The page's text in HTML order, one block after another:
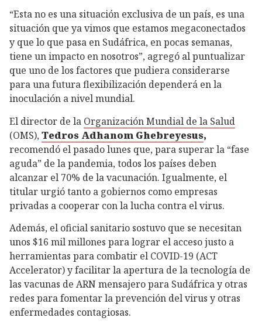
“Esta no es una situación exclusiva de un país, es una
situación que ya vimos que estamos megaconectados
y que lo que pasa en Sudáfrica, en pocas semanas,
tiene un impacto en nosotros”, agregó al puntualizar
que uno de los factores que pudiera considerarse
para una futura flexibilización dependerá en la
inoculación a nivel mundial.
El director de la Organización Mundial de la Salud
(OMS),Tedros Adhanom Ghebreyesus,
recomendó el pasado lunes que, para superar la “fase
aguda” de la pandemia, todos los países deben
alcanzar el 70% de la vacunación. Igualmente, el
titular urgió tanto a gobiernos como empresas
privadas a cooperar con la lucha contra el virus.
Además, el oficial sanitario sostuvo que se necesitan
unos $16 mil millones para lograr el acceso justo a
herramientas para combatir el COVID-19 (ACT
Accelerator) y facilitar la apertura de la tecnología de
las vacunas de ARN mensajero para Sudáfrica y otras
redes para fomentar la prevención del virus y otras
enfermedades contagiosas.